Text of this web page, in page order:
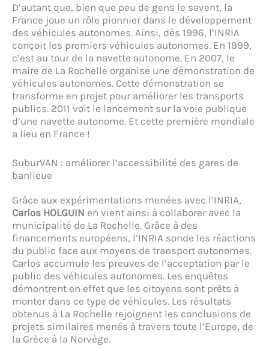
D’autant que, bien que peu de gens le savent, la
France joue un rôle pionnier dans le développement
des véhicules autonomes. Ainsi, dès 1996, l’INRIA
conçoit les premiers véhicules autonomes. En 1999,
c’est au tour de la navette autonome. En 2007, le
maire de La Rochelle organise une démonstration de
véhicules autonomes. Cette démonstration se
transforme en projet pour améliorer les transports
publics. 2011 voit le lancement sur la voie publique
d’une navette autonome. Et cette première mondiale
a lieu en France !
SuburVAN : améliorer l’accessibilité des gares de
banlieue
Grâce aux expérimentations menées avec l’INRIA,
Carlos HOLGUIN en vient ainsi à collaborer avec la
municipalité de La Rochelle. Grâce à des
financements européens, l’INRIA sonde les réactions
du public face aux moyens de transport autonomes.
Carlos accumule les preuves de l’acceptation par le
public des véhicules autonomes. Les enquêtes
démontrent en effet que les citoyens sont prêts à
monter dans ce type de véhicules. Les résultats
obtenus à La Rochelle rejoignent les conclusions de
projets similaires menés à travers toute l’Europe, de
la Grèce à la Norvège.